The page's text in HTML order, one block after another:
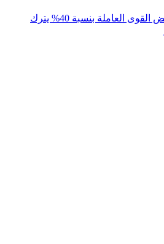
ارتفاع إنفاق Block رغم خفض القوى العاملة بنسبة 40% يترك